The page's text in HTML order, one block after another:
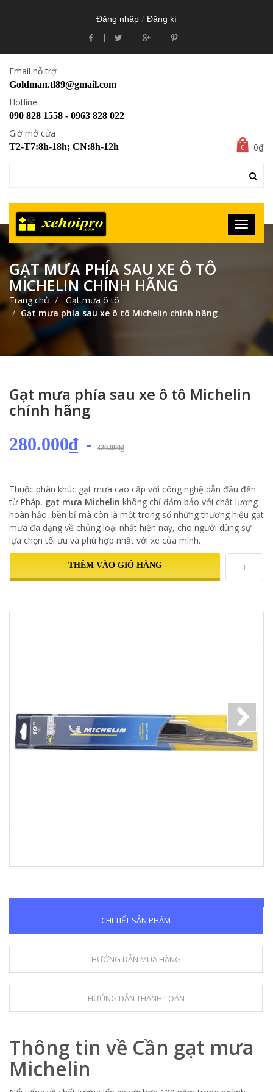
Đăng nhập / Đăng kí
Email hỗ trợ
Goldman.tl89@gmail.com
Hotline
090 828 1558 - 0963 828 022
Giờ mở cửa
T2-T7:8h-18h; CN:8h-12h 0 0₫
GẠT MƯA PHÍA SAU XE Ô TÔ
MICHELIN CHÍNH HÃNG
Trang chủ
Gạt mưa ô tô
Gạt mưa phía sau xe ô tô Michelin chính hãng
Gạt mưa phía sau xe ô tô Michelin
chính hãng
280.000₫ - 320.000₫
Thuộc phân khúc gạt mưa cao cấp với công nghệ dẫn đầu đến
từ Pháp, gạt mưa Michelin không chỉ đảm bảo với chất lượng
hoàn hảo, bền bỉ mà còn là một trong số những thương hiệu gạt
mưa đa dạng về chủng loại nhất hiện nay, cho người dùng sự
lựa chọn tối ưu và phù hợp nhất với xe của mình.
THÊM VÀO GIỎ HÀNG
Next
CHI TIẾT SẢN PHẨM
HƯỚNG DẪN MUA HÀNG
HƯỚNG DẪN THANH TOÁN
Thông tin về Cần gạt mưa
Michelin